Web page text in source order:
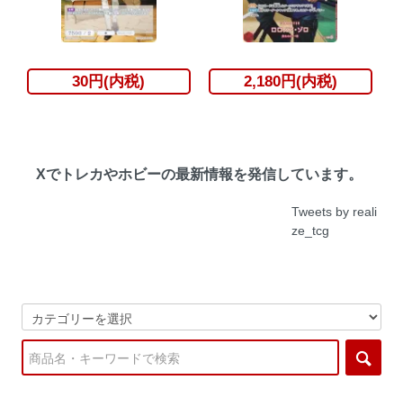
30円(内税) 2,180円(内税)
Xでトレカやホビーの最新情報を発信しています。
Tweets by reali
ze_tcg